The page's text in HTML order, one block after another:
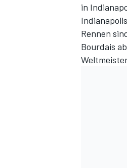
in
Rennen
Bourdais